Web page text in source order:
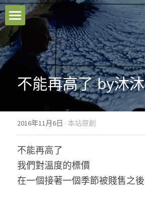
本站原創
好文推薦
影音分享
臉書粉專
聯絡我們
不能再高了 by沐沐
2016年11月6日 · 本站原創
不能再高了
我們對溫度的標價
在一個接著一個季節被賤售之後